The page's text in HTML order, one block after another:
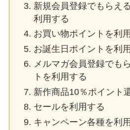
新規会員登録でもらえ
利用する
お買い物ポイントを利
お誕生日ポイントを利
メルマガ会員登録でも
トを利用する
新作商品10％ポイント
セールを利用する
キャンペーン各種を利